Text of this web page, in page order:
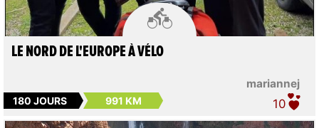

mariannej
LE NORD DE L'EUROPE À VÉLO
180 JOURS 991 KM 10